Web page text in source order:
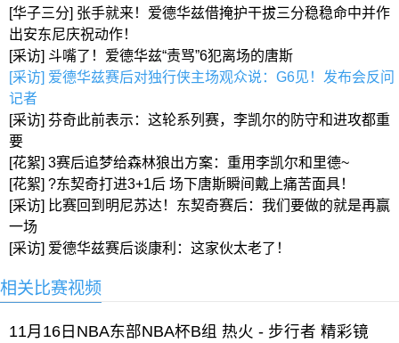
[华子三分] 张手就来！爱德华兹借掩护干拔三分稳稳命中并作
出安东尼庆祝动作！
[采访] 斗嘴了！爱德华兹“责骂”6犯离场的唐斯
[采访] 爱德华兹赛后对独行侠主场观众说：G6见！发布会反问
记者
[采访] 芬奇此前表示：这轮系列赛，李凯尔的防守和进攻都重
要
[花絮] 3赛后追梦给森林狼出方案：重用李凯尔和里德~
[花絮] ?东契奇打进3+1后 场下唐斯瞬间戴上痛苦面具！
[采访] 比赛回到明尼苏达！东契奇赛后：我们要做的就是再赢
一场
[采访] 爱德华兹赛后谈康利：这家伙太老了！
相关比赛视频
11月16日NBA东部NBA杯B组 热火 - 步行者 精彩镜